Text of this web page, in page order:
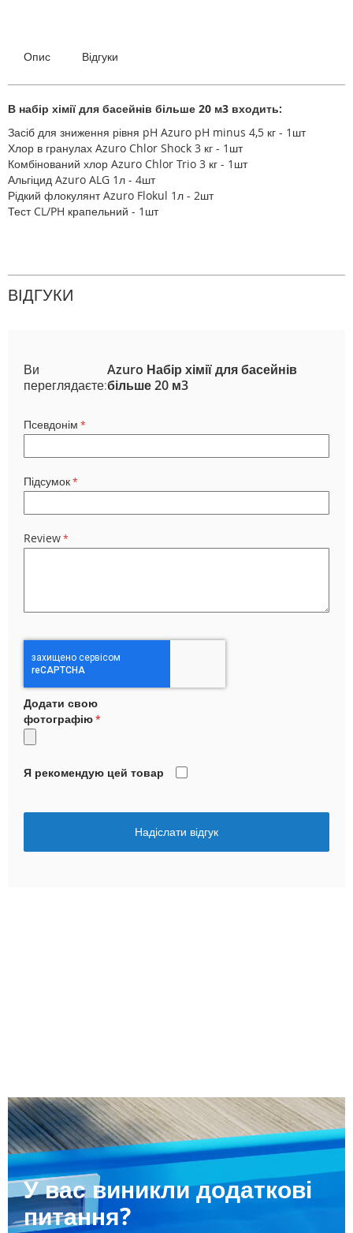
Опис Відгуки
В набір хімії для басейнів більше 20 м3 входить:
Засіб для зниження рівня pH Azuro pH minus 4,5 кг - 1шт
Хлор в гранулах Azuro Chlor Shock 3 кг - 1шт
Комбінований хлор Azuro Chlor Trio 3 кг - 1шт
Альгіцид Azuro ALG 1л - 4шт
Рідкий флокулянт Azuro Flokul 1л - 2шт
Тест CL/PH крапельний - 1шт
ВІДГУКИ
Ви
переглядаєте:
Azuro Набір хімії для басейнів
більше 20 м3
Псевдонім
Підсумок
Review
Додати свою
фотографію
Я рекомендую цей товар
Надіслати відгук
У вас виникли додаткові
питання?